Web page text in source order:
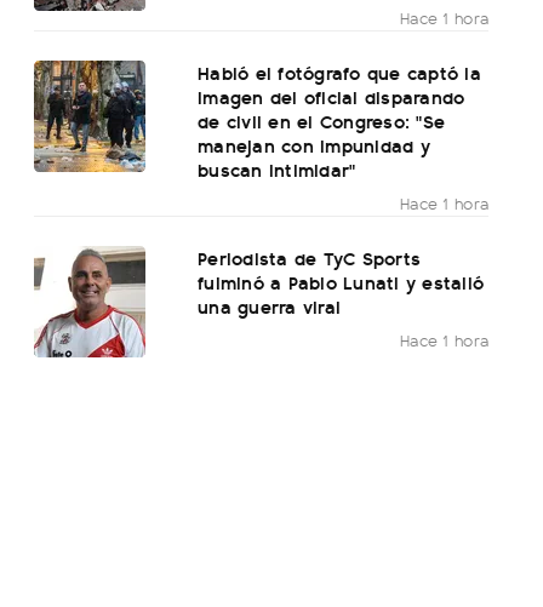
Hace 1 hora
Habló el fotógrafo que captó la
imagen del oficial disparando
de civil en el Congreso: "Se
manejan con impunidad y
buscan intimidar"
Hace 1 hora
Periodista de TyC Sports
fulminó a Pablo Lunati y estalló
una guerra viral
Hace 1 hora